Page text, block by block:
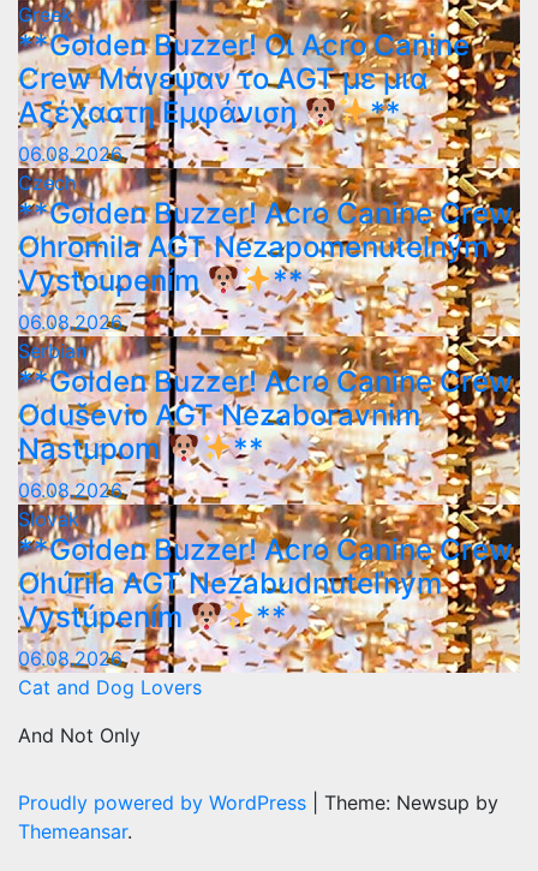
Greek
**Golden Buzzer! Οι Acro Canine
Crew Μάγεψαν το AGT με μια
Αξέχαστη Εμφάνιση
**
06.08.2026
Czech
**Golden Buzzer! Acro Canine Crew
Ohromila AGT Nezapomenutelným
Vystoupením
**
06.08.2026
Serbian
**Golden Buzzer! Acro Canine Crew
Oduševio AGT Nezaboravnim
Nastupom
**
06.08.2026
Slovak
**Golden Buzzer! Acro Canine Crew
Ohúrila AGT Nezabudnuteľným
Vystúpením
**
06.08.2026
Cat and Dog Lovers
And Not Only
Proudly powered by WordPress
Theme: Newsup by
Themeansar.